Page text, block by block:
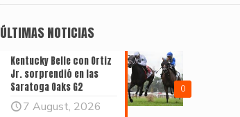
ÚLTIMAS NOTICIAS
0
Kentucky Belle con Ortiz
Jr. sorprendió en las
Saratoga Oaks G2
7 August, 2026